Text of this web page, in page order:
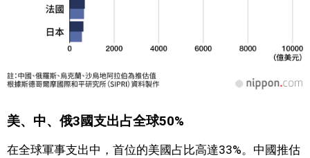
美、中、俄3國支出占全球50%
在全球軍事支出中，首位的美國占比高達33%。中國推估